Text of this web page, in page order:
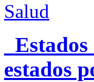
Salud
estados